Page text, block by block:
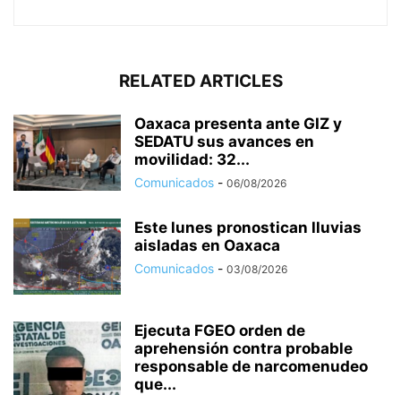
RELATED ARTICLES
Oaxaca presenta ante GIZ y
SEDATU sus avances en
movilidad: 32...
Comunicados - 06/08/2026
Este lunes pronostican lluvias
aisladas en Oaxaca
Comunicados - 03/08/2026
Ejecuta FGEO orden de
aprehensión contra probable
responsable de narcomenudeo
que...